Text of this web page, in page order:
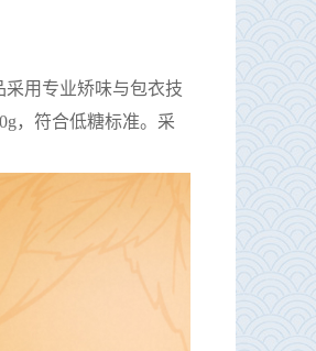
用专业矫味与包衣技
，符合低糖标准。采